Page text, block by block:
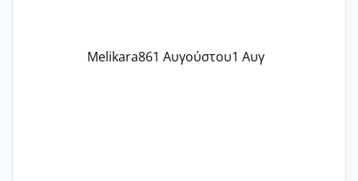
Melikara861 Αυγούστου1 Αυγ